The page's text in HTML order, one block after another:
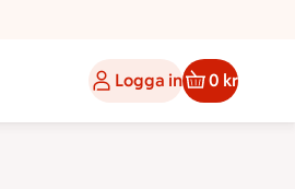
Logga in 0 kr